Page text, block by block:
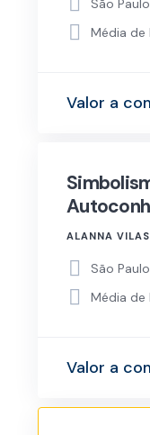
Média de
Valor a
ALANNA
São Paulo
Média de
Valor a